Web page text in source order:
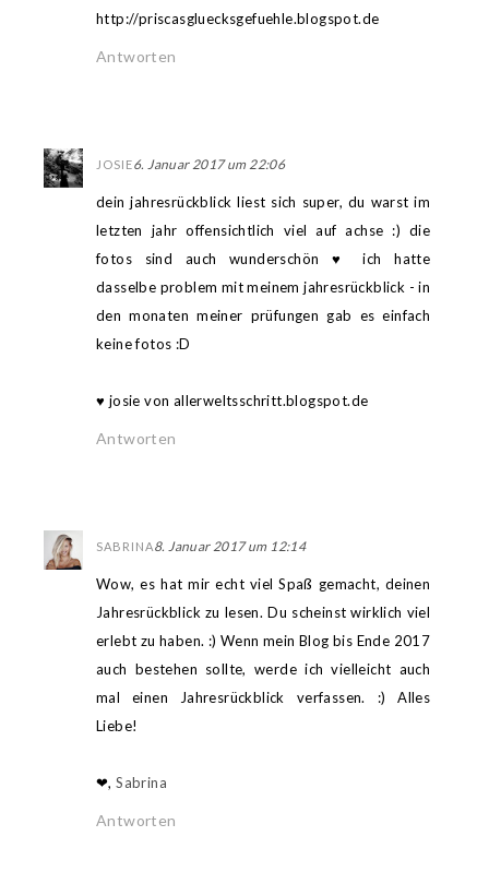
http://priscasgluecksgefuehle.blogspot.de
Antworten
JOSIE6. Januar 2017 um 22:06
dein jahresrückblick liest sich super, du warst im
letzten jahr offensichtlich viel auf achse :) die
fotos sind auch wunderschön ♥ ich hatte
dasselbe problem mit meinem jahresrückblick - in
den monaten meiner prüfungen gab es einfach
keine fotos :D
♥ josie von allerweltsschritt.blogspot.de
Antworten
SABRINA8. Januar 2017 um 12:14
Wow, es hat mir echt viel Spaß gemacht, deinen
Jahresrückblick zu lesen. Du scheinst wirklich viel
erlebt zu haben. :) Wenn mein Blog bis Ende 2017
auch bestehen sollte, werde ich vielleicht auch
mal einen Jahresrückblick verfassen. :) Alles
Liebe!
❤,Sabrina
Antworten